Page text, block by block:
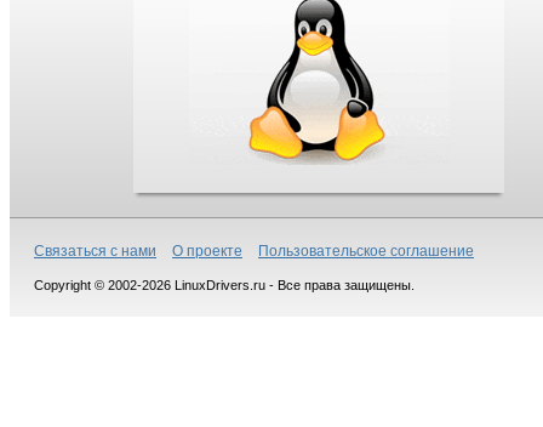
Связаться с нами О проекте Пользовательское соглашение
Copyright © 2002-2026 LinuxDrivers.ru - Все права защищены.